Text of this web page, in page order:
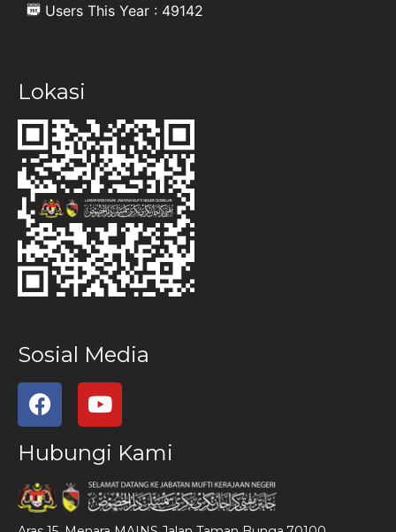
Users This Year : 49142
Lokasi
Sosial Media
Hubungi Kami